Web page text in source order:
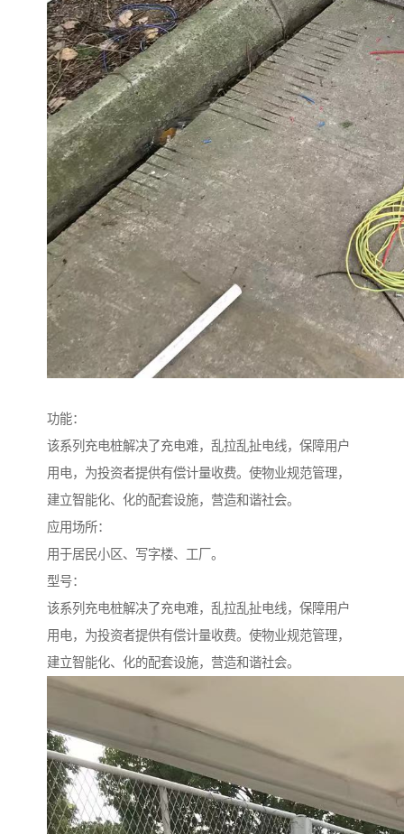
功能：
该系列充电桩解决了充电难，乱拉乱扯电线，保障用户
用电，为投资者提供有偿计量收费。使物业规范管理，
建立智能化、化的配套设施，营造和谐社会。
应用场所：
用于居民小区、写字楼、工厂。
型号：
该系列充电桩解决了充电难，乱拉乱扯电线，保障用户
用电，为投资者提供有偿计量收费。使物业规范管理，
建立智能化、化的配套设施，营造和谐社会。